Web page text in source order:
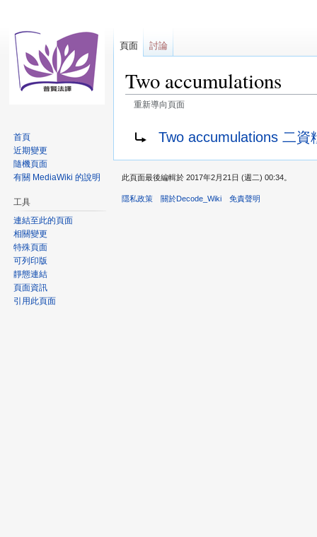
Two accumulations
重新導向頁面
導
覽
搜
尋
Two accumulations 二資
頁面 討論
首頁
近期變更
隨機頁面
有關 MediaWiki 的說明
工具
連結至此的頁面
相關變更
特殊頁面
可列印版
靜態連結
頁面資訊
引用此頁面
此頁面最後編輯於 2017年2月21日 (週二) 00:34。
隱私政策 關於Decode_Wiki 免責聲明